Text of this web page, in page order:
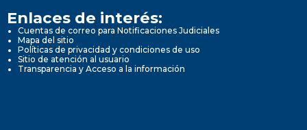
Enlaces de interés:
Cuentas de correo para Notificaciones Judiciales
Mapa del sitio
Políticas de privacidad y condiciones de uso
Sitio de atención al usuario
Transparencia y Acceso a la información